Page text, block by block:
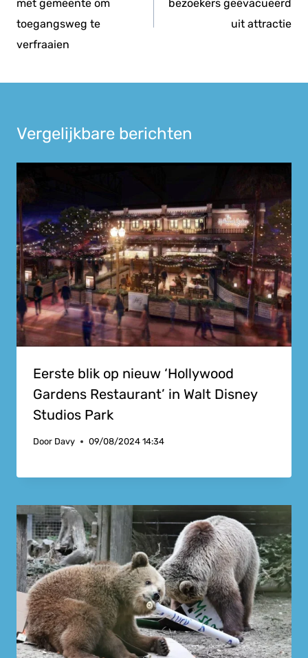
met gemeente om
toegangsweg te
verfraaien
bezoekers geëvacueerd
uit attractie
Vergelijkbare berichten
Eerste blik op nieuw ‘Hollywood
Gardens Restaurant’ in Walt Disney
Studios Park
Door Davy 09/08/2024 14:34